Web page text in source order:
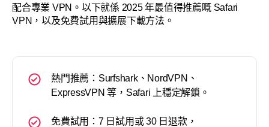
配合專業 VPN。以下就係 2025 年最值得推薦嘅 Safari
VPN，以及免費試用與擴展下載方法。
熱門推薦：Surfshark、NordVPN、
ExpressVPN 等，Safari 上穩定解鎖。
免費試用：7 日試用或 30 日退款，